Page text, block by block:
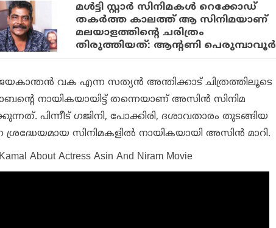
മൾട്ടി സ്റ്റാർ സിനിമകൾ റെക്കോഡ്
തകർത്ത കാലത്ത് ആ സിനിമയാണ്
മലയാളത്തിന്റെ ചരിത്രം
തിരുത്തിയത്: ആന്റണി പെരുമ്പാവൂർ
വക എന്ന സത്യൻ അന്തിക്കാട് ചിത്രത്തിലൂടെ
നായികയായിട്ട് തന്നെയാണ് അസിൻ സിനിമ
പിന്നീട് ഗജിനി, പോക്കിരി, ദശാവതാരം തുടങ്ങിയ
ശ്രദ്ധേയമായ സിനിമകളിൽ നായികയായി അസിൻ മാറി.
About Actress Asin And Niram Movie